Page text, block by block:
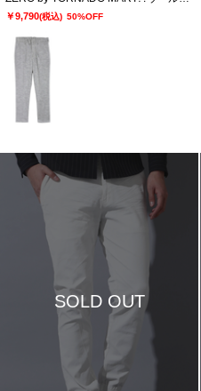
￥9,790(税込) 50%OFF
SOLD OUT